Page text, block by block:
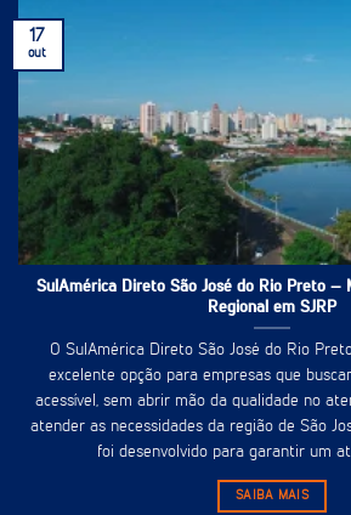
SulAmérica Direto São José do Rio Preto –
Regional em SJRP
O SulAmérica Direto São José do Rio
excelente opção para empresas que
acessível, sem abrir mão da qualidade no
atender as necessidades da região de São
foi desenvolvido para garantir um
SAIBA MAIS
17
out